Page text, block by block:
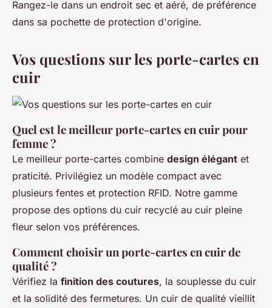
Rangez-le dans un endroit sec et aéré, de préférence
dans sa pochette de protection d'origine.
Vos questions sur les porte-cartes en
cuir
Quel est le meilleur porte-cartes en cuir pour
femme ?
Le meilleur porte-cartes combine design élégant et
praticité. Privilégiez un modèle compact avec
plusieurs fentes et protection RFID. Notre gamme
propose des options du cuir recyclé au cuir pleine
fleur selon vos préférences.
Comment choisir un porte-cartes en cuir de
qualité ?
Vérifiez la finition des coutures, la souplesse du cuir
et la solidité des fermetures. Un cuir de qualité vieillit